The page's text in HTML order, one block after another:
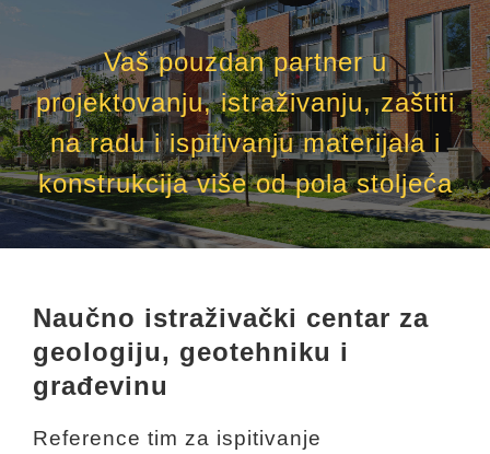
Vaš pouzdan partner u
projektovanju, istraživanju, zaštiti
na radu i ispitivanju materijala i
konstrukcija više od pola stoljeća
Naučno istraživački centar za
geologiju, geotehniku i
građevinu
Reference tim za ispitivanje